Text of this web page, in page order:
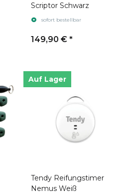
Scriptor Schwarz
sofort bestellbar
149,90 € *
Auf Lager
Tendy Reifungstimer
Nemus Weiß